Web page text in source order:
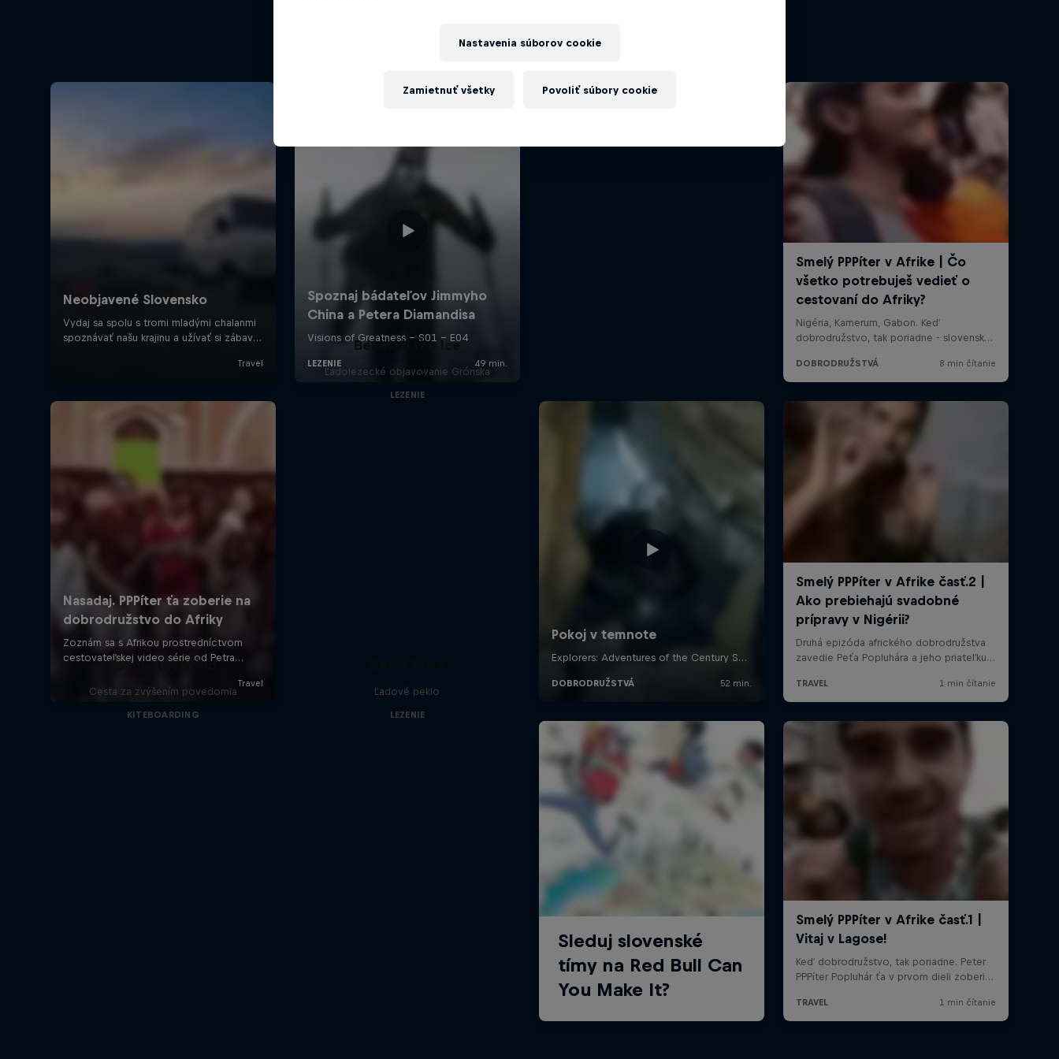
Beneath the Ice
Ľadolezecké objavovanie Grónska
LEZENIE
Follow the Wind
Cesta za zvýšením povedomia
KITEBOARDING
Ľadové peklo
LEZENIE
Nastavenia súborov cookie
Zamietnuť všetky Povoliť súbory cookie